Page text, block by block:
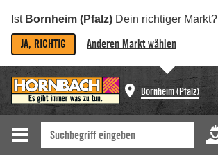
Ist Bornheim (Pfalz) Dein richtiger Markt?
JA, RICHTIG Anderen Markt wählen
Bornheim (Pfalz)